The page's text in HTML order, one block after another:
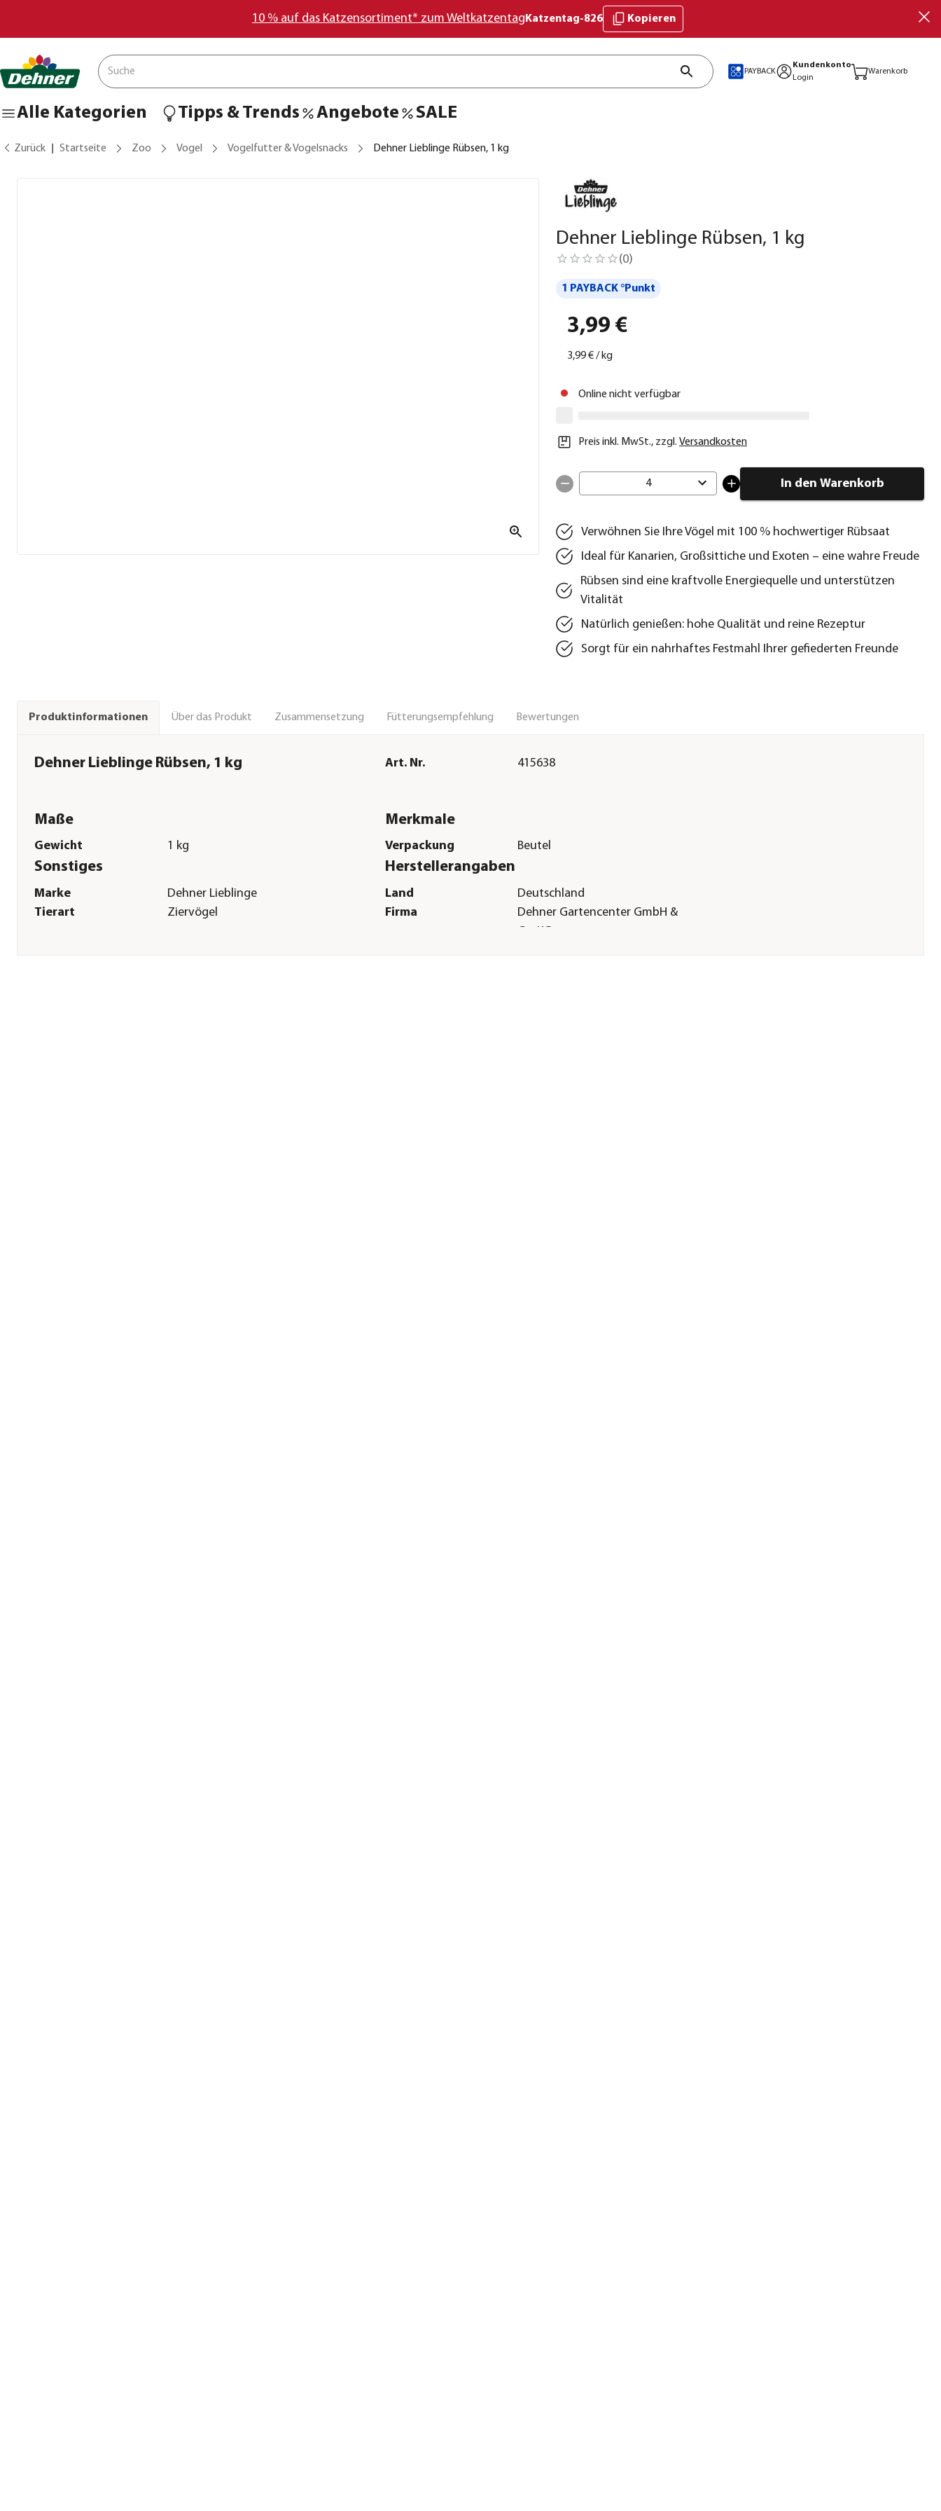
10 % auf das Katzensortiment* zum Weltkatzentag Katzentag-826 Kopieren
PAYBACK
Kundenkonto
Login
Warenkorb
Alle Kategorien Tipps & Trends Angebote SALE
Zurück Startseite Zoo Vogel Vogelfutter & Vogelsnacks Dehner Lieblinge Rübsen, 1 kg
Dehner Lieblinge Rübsen, 1 kg
(0)
1 PAYBACK °Punkt
3,99 €
3,99 €/ kg
Online nicht verfügbar
Preis inkl. MwSt., zzgl. Versandkosten
4 In den Warenkorb
Verwöhnen Sie Ihre Vögel mit 100 % hochwertiger Rübsaat
Ideal für Kanarien, Großsittiche und Exoten – eine wahre Freude
Rübsen sind eine kraftvolle Energiequelle und unterstützen
Vitalität
Natürlich genießen: hohe Qualität und reine Rezeptur
Sorgt für ein nahrhaftes Festmahl Ihrer gefiederten Freunde
Produktinformationen Über das Produkt Zusammensetzung Fütterungsempfehlung Bewertungen
Dehner Lieblinge Rübsen, 1 kg Art. Nr. 415638
Maße
Gewicht 1 kg
Merkmale
Verpackung Beutel
Sonstiges
Marke
Dehner Lieblinge
Tierart
Ziervögel
Herstellerangaben
Land
Deutschland
Firma
Dehner Gartencenter GmbH &
Co. KG